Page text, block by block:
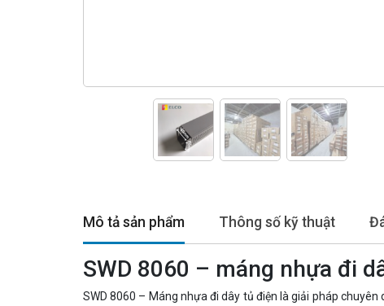
Mô tả sản phẩm Thông số kỹ thuật
SWD 8060 – máng nhựa đi
SWD 8060 – Máng nhựa đi dây tủ điện là giải pháp